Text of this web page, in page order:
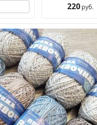
220руб.